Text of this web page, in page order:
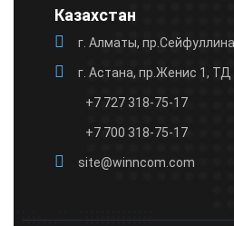
Казахстан
г. Алматы,
г. Астана, пр.Женис 1, ТД
+7 727 318-75-17
+7 700 318-75-17
site@winncom.com